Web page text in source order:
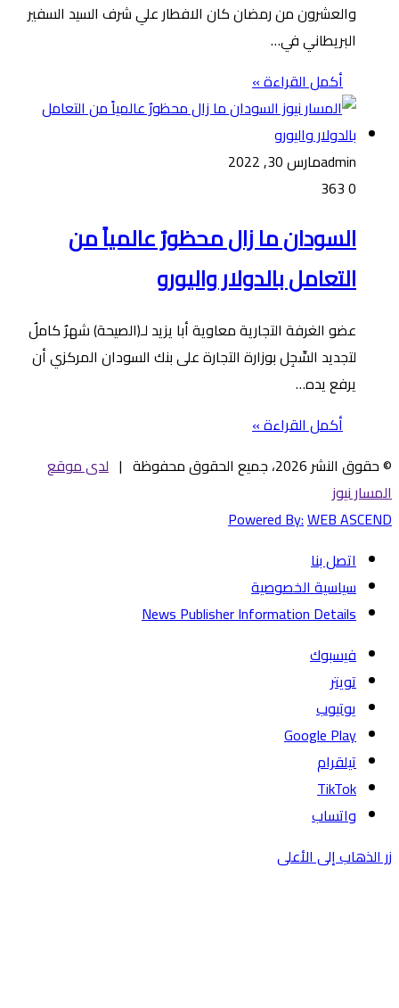
والعشرون من رمضان كان الافطار علي شرف السيد السفير
البريطاني في…
أكمل القراءة »
adminمارس 30, 2022
0
السودان ما زال محظورٌ عالمياً من
التعامل بالدولار واليورو
عضو الغرفة التجارية معاوية أبا يزيد لـ(الصيحة) شهرٌ كاملٌ
لتجديد السِّجِل بوزارة التجارة على بنك السودان المركزي أن
يرفع يده…
أكمل القراءة »
© حقوق النشر 2026، جميع الحقوق محفوظة |
لدى موقع
المسار نيوز
Powered By:WEB ASCEND
اتصل بنا
سياسية الخصوصية
News Publisher Information Details
فيسبوك
تويتر
يوتيوب
تيلقرام
TikTok
واتساب
زر الذهاب إلى الأعلى